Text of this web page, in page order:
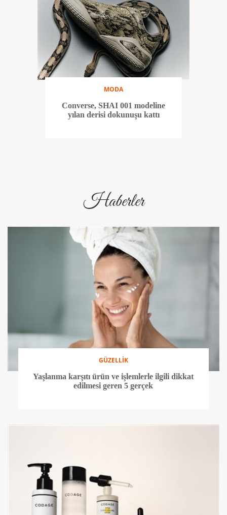
MODA
Converse, SHAI 001 modeline
yılan derisi dokunuşu kattı
Haberler
GÜZELLİK
Yaşlanma karşıtı ürün ve işlemlerle ilgili dikkat
edilmesi geren 5 gerçek